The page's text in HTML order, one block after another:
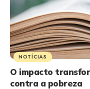
NOTÍCIAS
O impacto
contra a pobreza